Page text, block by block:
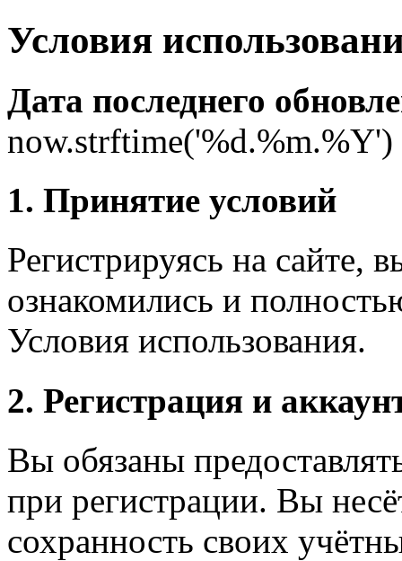
Условия
Дата последнего
1. Принятие условий
Регистрируясь на сайте,
ознакомились и
Условия использования.
2. Регистрация и
Вы обязаны
при регистрации. Вы
сохранность своих